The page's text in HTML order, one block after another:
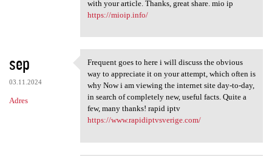
with your article. Thanks, great share. mio ip
https://mioip.info/
sep
03.11.2024
Adres
Frequent goes to here i will
Frequent goes to here i will discuss the obvious
way to appreciate it on your attempt, which often is
why Now i am viewing the internet site day-to-day,
in search of completely new, useful facts. Quite a
few, many thanks! rapid iptv
https://www.rapidiptvsverige.com/